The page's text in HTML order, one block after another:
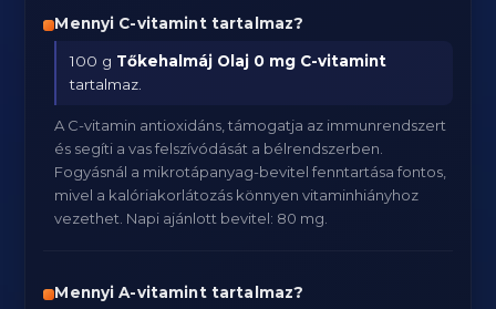
Mennyi C-vitamint tartalmaz?
100 g Tőkehalmáj Olaj 0 mg C-vitamint
tartalmaz.
A C-vitamin antioxidáns, támogatja az immunrendszert
és segíti a vas felszívódását a bélrendszerben.
Fogyásnál a mikrotápanyag-bevitel fenntartása fontos,
mivel a kalóriakorlátozás könnyen vitaminhiányhoz
vezethet. Napi ajánlott bevitel: 80 mg.
Mennyi A-vitamint tartalmaz?